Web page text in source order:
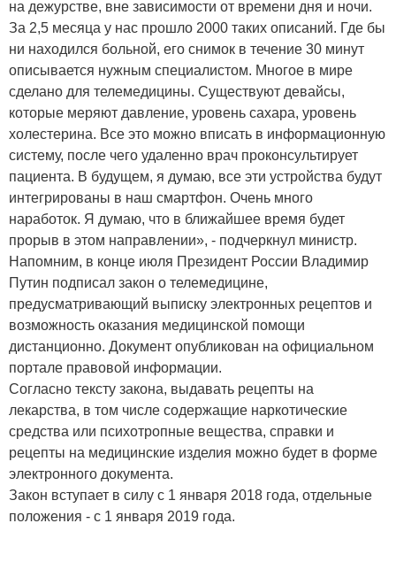
на дежурстве, вне зависимости от времени дня и ночи.
За 2,5 месяца у нас прошло 2000 таких описаний. Где бы
ни находился больной, его снимок в течение 30 минут
описывается нужным специалистом. Многое в мире
сделано для телемедицины. Существуют девайсы,
которые меряют давление, уровень сахара, уровень
холестерина. Все это можно вписать в информационную
систему, после чего удаленно врач проконсультирует
пациента. В будущем, я думаю, все эти устройства будут
интегрированы в наш смартфон. Очень много
наработок. Я думаю, что в ближайшее время будет
прорыв в этом направлении», - подчеркнул министр.
Напомним, в конце июля Президент России Владимир
Путин подписал закон о телемедицине,
предусматривающий выписку электронных рецептов и
возможность оказания медицинской помощи
дистанционно. Документ опубликован на официальном
портале правовой информации.
Согласно тексту закона, выдавать рецепты на
лекарства, в том числе содержащие наркотические
средства или психотропные вещества, справки и
рецепты на медицинские изделия можно будет в форме
электронного документа.
Закон вступает в силу с 1 января 2018 года, отдельные
положения - с 1 января 2019 года.